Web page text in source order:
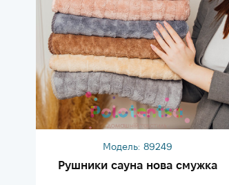
Модель: 89249
Рушники сауна нова смужка